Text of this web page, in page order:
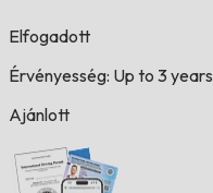
Elfogadott
Érvényesség: Up to 3 years
Ajánlott